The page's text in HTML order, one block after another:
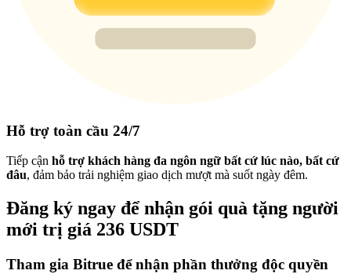
Hỗ trợ toàn cầu 24/7
Tiếp cận hỗ trợ khách hàng đa ngôn ngữ bất cứ lúc nào, bất cứ
đâu, đảm bảo trải nghiệm giao dịch mượt mà suốt ngày đêm.
Đăng ký ngay để nhận gói quà tặng người
mới trị giá 236 USDT
Tham gia Bitrue để nhận phần thưởng độc quyền